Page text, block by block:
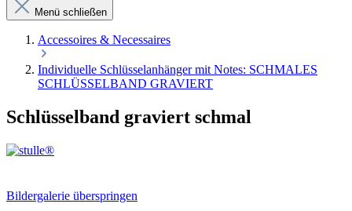
Menü schließen
Accessoires & Necessaires
Individuelle Schlüsselanhänger mit Notes: SCHMALES
SCHLÜSSELBAND GRAVIERT
Schlüsselband graviert schmal
Bildergalerie überspringen